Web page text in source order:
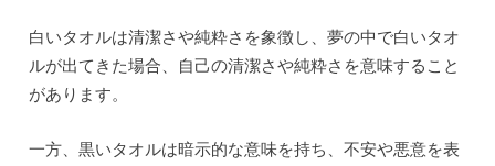
白いタオルは清潔さや純粋さを象徴し、夢の中で白いタオ
ルが出てきた場合、自己の清潔さや純粋さを意味すること
があります。
一方、黒いタオルは暗示的な意味を持ち、不安や悪意を表